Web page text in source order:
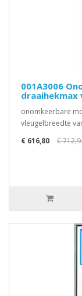
001A3006
draaihekmax
onomkeerbare
vleugelbreedte
€ 616,80
€